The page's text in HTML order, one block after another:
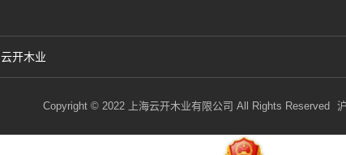
云开木业
Copyright © 2022 上海云开木业有限公司 All Rights Reserved